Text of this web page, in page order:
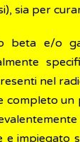
sia per
beta e/o
nel
completo un
e impiegato